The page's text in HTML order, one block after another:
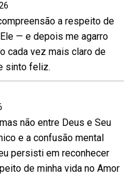
a respeito de
— e depois me agarro
cada vez mais claro de
sinto feliz.
não entre Deus e Seu
e a confusão mental
persisti em reconhecer
de minha vida no Amor